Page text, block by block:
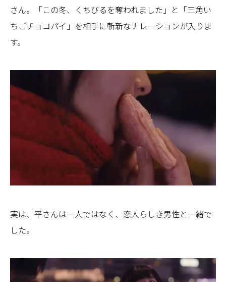
さん。「この冬、くちびるを奪われました」と「三角い
ちごチョコパイ」を相手に斬新なナレーションが入りま
す。
実は、平さんは一人ではなく、恋人らしき男性と一緒で
した。